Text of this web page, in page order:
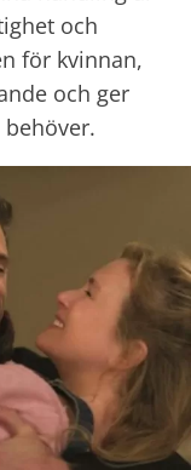
och
för kvinnan,
och ger